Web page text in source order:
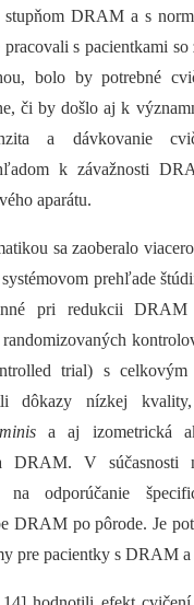
stupňom DRAM a s
s pacientkami so
bolo by potrebné
či by došlo aj k
a dávkovanie
k závažnosti
aparátu.
sa zaoberalo
prehľade
pri redukcii
randomizovaných
trial) s
dôkazy nízkej
a aj izometrická
DRAM. V súčasnosti
na odporúčanie
DRAM po pôrode. Je
pre pacientky s DRAM